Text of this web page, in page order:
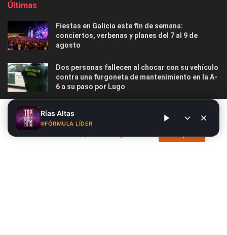
Últimas
Fiestas en Galicia este fin de semana:
conciertos, verbenas y planes del 7 al 9 de
agosto
Dos personas fallecen al chocar con su vehículo
contra una furgoneta de mantenimiento en la A-
6 a su paso por Lugo
Las 12 playas gallegas con Bandera Azul menos
masificadas para disfrutar este verano
Rías Altas
FÓRMULA LÍDER
Este sitio web utiliza cookies. Al continuar utilizando este sitio
web, usted da su consentimiento para el uso de cookies. Visite